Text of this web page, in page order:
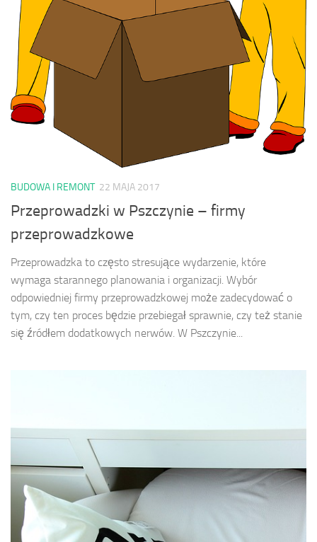
BUDOWA I REMONT 22 MAJA 2017
Przeprowadzki w Pszczynie – firmy
przeprowadzkowe
Przeprowadzka to często stresujące wydarzenie, które
wymaga starannego planowania i organizacji. Wybór
odpowiedniej firmy przeprowadzkowej może zadecydować o
tym, czy ten proces będzie przebiegał sprawnie, czy też stanie
się źródłem dodatkowych nerwów. W Pszczynie...